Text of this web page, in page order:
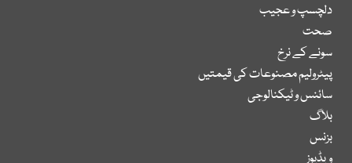
دلچسپ و عجیب
صحت
سونے کے نرخ
پیٹرولیم مصنوعات کی قیمتیں
سائنس و ٹیکنالوجی
بلاگ
بزنس
ویڈیوز